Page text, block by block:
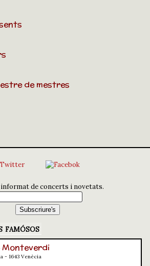
de mestres
de concerts i novetats.
famósos
Monteverdi
- 1643 Venècia